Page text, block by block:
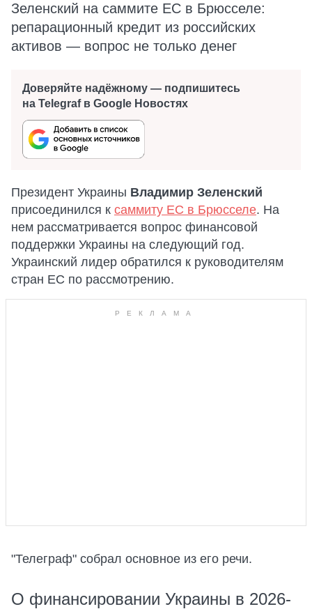
Зеленский на саммите ЕС в Брюсселе:
репарационный кредит из российских
активов — вопрос не только денег
Доверяйте надёжному — подпишитесь
на Telegraf в Google Новостях
Президент Украины Владимир Зеленский
присоединился к саммиту ЕС в Брюсселе. На
нем рассматривается вопрос финансовой
поддержки Украины на следующий год.
Украинский лидер обратился к руководителям
стран ЕС по рассмотрению.
"Телеграф" собрал основное из его речи.
О финансировании Украины в 2026-